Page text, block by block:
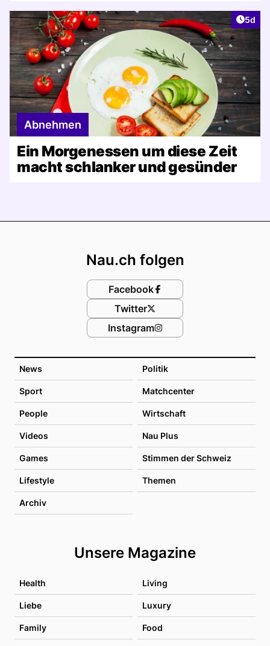
5d
Abnehmen
Ein Morgenessen um diese Zeit
macht schlanker und gesünder
News Politik
Sport Matchcenter
People Wirtschaft
Videos Nau Plus
Games Stimmen der Schweiz
Lifestyle Themen
Archiv
Unsere Magazine
Health Living
Liebe Luxury
Family Food
Nau.ch folgen
Facebook
Twitter
Instagram